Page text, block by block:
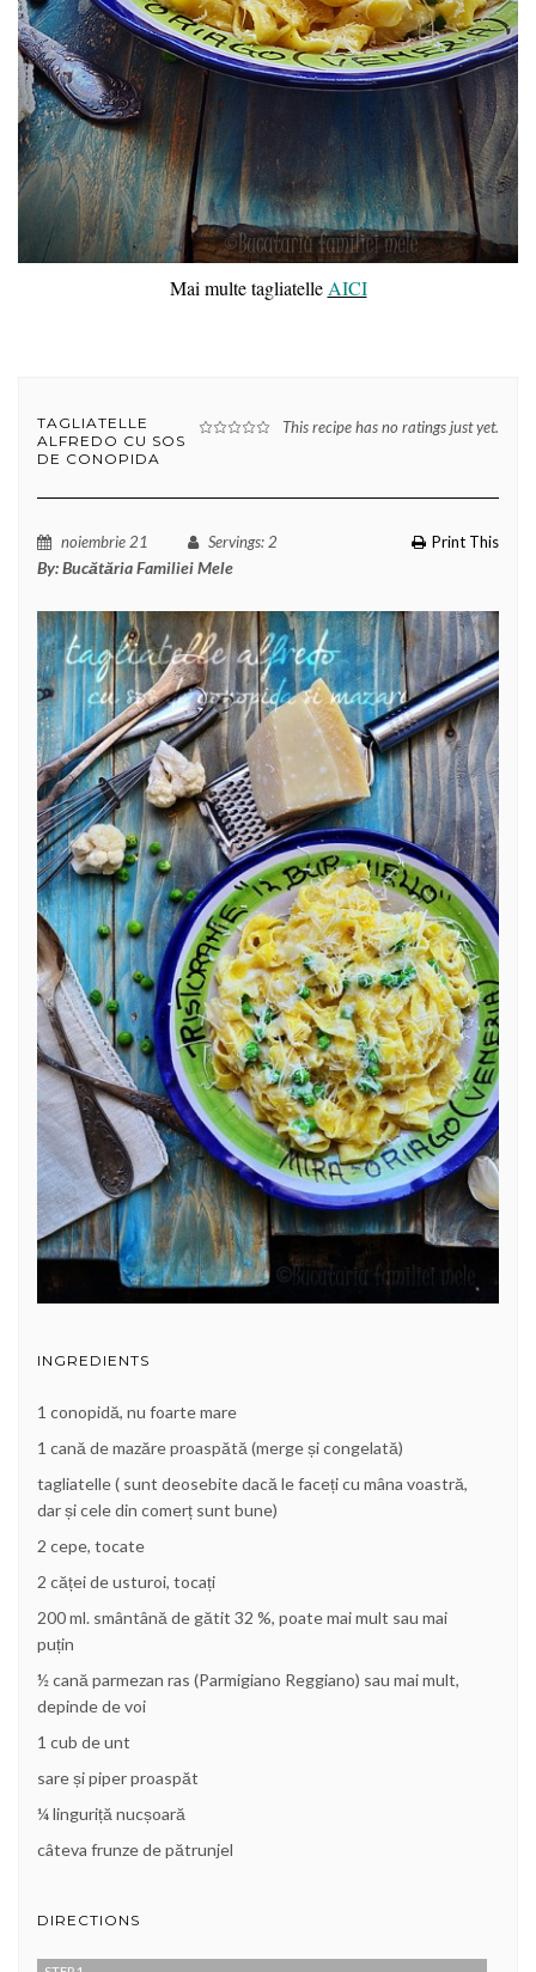
Mai multe tagliatelleAICI
This recipe has no ratings just yet.
TAGLIATELLE
ALFREDO CU SOS
DE CONOPIDA
noiembrie 21 Servings: 2 Print This
By:Bucătăria Familiei Mele
INGREDIENTS
1 conopidă, nu foarte mare
1 cană de mazăre proaspătă (merge și congelată)
tagliatelle ( sunt deosebite dacă le faceți cu mâna voastră,
dar și cele din comerț sunt bune)
2 cepe, tocate
2 căței de usturoi, tocați
200 ml. smântână de gătit 32 %, poate mai mult sau mai
puțin
½ cană parmezan ras (Parmigiano Reggiano) sau mai mult,
depinde de voi
1 cub de unt
sare și piper proaspăt
¼ linguriță nucșoară
câteva frunze de pătrunjel
DIRECTIONS